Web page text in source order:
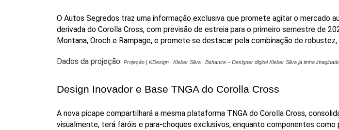
O Autos Segredos traz uma informação exclusiva que promete agitar o mercado
derivada do Corolla Cross, com previsão de estreia para o primeiro semestre de
Montana, Oroch e Rampage, e promete se destacar pela combinação de
Dados da projeção: Projeção | KDesign | Kleber Silva | Behance – Designer digital Kleber Silva já tinha
Design Inovador e Base TNGA do Corolla Cross
A nova picape compartilhará a mesma plataforma TNGA do Corolla Cross,
visualmente, terá faróis e para-choques exclusivos, enquanto componentes